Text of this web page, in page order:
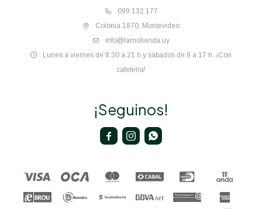
099 132 177
Colonia 1870, Montevideo
info@lamolienda.uy
Lunes a viernes de 8:30 a 21 h y sábados de 9 a 17 h. ¡Con
cafetería!
¡Seguinos!
  